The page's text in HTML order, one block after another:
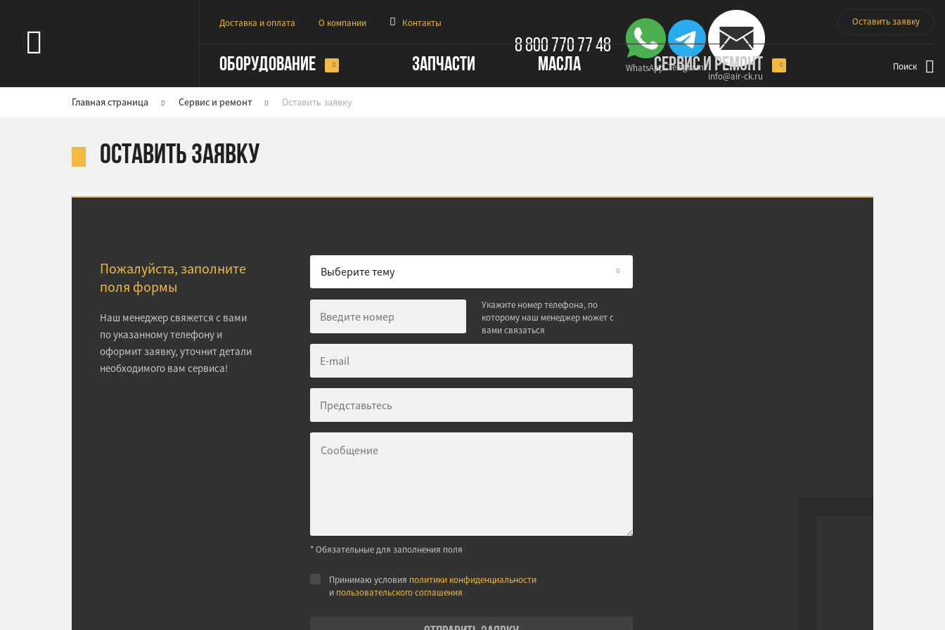
Доставка и оплата О компании Контакты
8 800 770 77 48
WhatsApp Telegram
info@air-ck.ru
Оставить заявку
ОБОРУДОВАНИЕ ЗАПЧАСТИ МАСЛА СЕРВИС И РЕМОНТ Поиск
Главная страница Сервис и ремонт Оставить заявку
Оставить заявку
Пожалуйста, заполните
поля формы
Наш менеджер свяжется с вами
по указанному телефону и
оформит заявку, уточнит детали
необходимого вам сервиса!
Выберите тему
Укажите номер телефона, по
которому наш менеджер может с
вами связаться
* Обязательные для заполнения поля
Принимаю условия политики конфиденциальности
и пользовательского соглашения